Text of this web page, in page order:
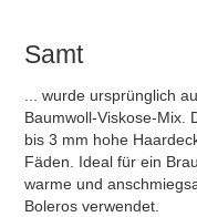
Samt
... wurde ursprünglich
Baumwoll-Viskose-Mix.
bis 3 mm hohe
Fäden. Ideal für ein
warme und
Boleros verwendet.